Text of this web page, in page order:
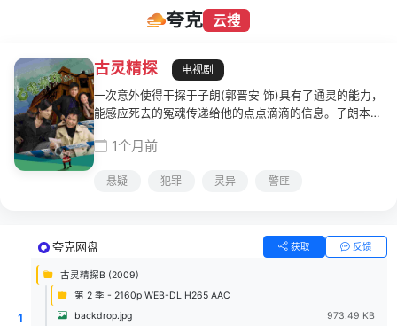
夸克 云搜
古灵精探
电视剧
一次意外使得干探于子朗(郭晋安 饰)具有了通灵的能力，
能感应死去的冤魂传递给他的点点滴滴的信息。子朗本来
他却受到了上司的嫉妒，于是接口特别凶案调查组的上司
鬼厌的部门，D.I.E.。与此同时，Madam 刑(郭羡妮 饰)
里的人十分奇尼古怪，由于两人都一心想着接替即将提休
的上司的位置，于是两人结成了冤家，展开了一番明争暗
斗。幸好随后两人握手言和，子朗更是暗恋上了Madam
刑，两人一起携手为那些沉冤代雪的冤案伸张正义。
1个月前
悬疑 犯罪 灵异 警匪
1
夸克网盘 获取 反馈
古灵精探B (2009)
第 2 季 - 2160p WEB-DL H265 AAC
backdrop.jpg
973.49 KB